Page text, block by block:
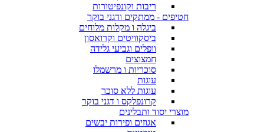
ריבות וקונפיטורות
חטיפים - ממתקים ודגני בוקר
ביגלה ו מקלות מלוחים
ביסקוויטים וקרואסון
וופלים וגביעי גלידה
חמצוצים
סוכריות ו מרשמלו
עוגות
עוגות ללא סוכר
קרונפלקס ו דגני בוקר
מוצרי יסוד ותבלינים
אגוזים ופירות יבשים